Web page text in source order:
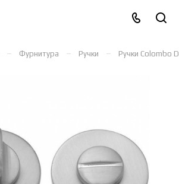
– Фурнитура – Ручки – Ручки Colombo